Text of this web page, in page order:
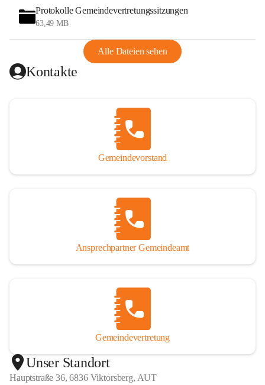
Protokolle Gemeindevertretungssitzungen
63,49 MB
Alle Dateien sehen
Kontakte
Gemeindevorstand
Ansprechpartner Gemeindeamt
Gemeindevertretung
Unser Standort
Hauptstraße 36, 6836 Viktorsberg, AUT